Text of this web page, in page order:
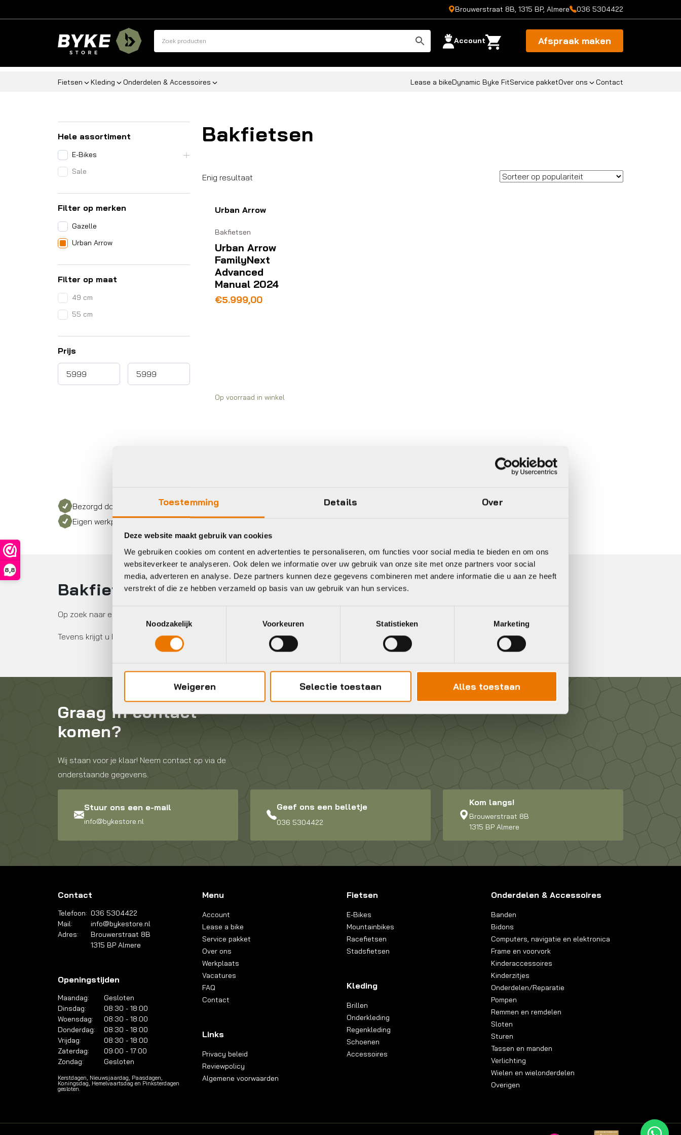
Toestemming Details Over
Deze website maakt gebruik van cookies
We gebruiken cookies om content en advertenties te personaliseren, om functies voor social media te bieden en om ons
websiteverkeer te analyseren. Ook delen we informatie over uw gebruik van onze site met onze partners voor social
media, adverteren en analyse. Deze partners kunnen deze gegevens combineren met andere informatie die u aan ze heeft
verstrekt of die ze hebben verzameld op basis van uw gebruik van hun services.
Noodzakelijk
Voorkeuren Statistieken Marketing
Weigeren Selectie toestaan Alles toestaan
8,8
Brouwerstraat 8B, 1315 BP, Almere 036 5304422
Account Afspraak maken
Fietsen Kleding Onderdelen & Accessoires Lease a bikeDynamic Byke FitService pakketOver ons Contact
Hele assortiment
E-Bikes
Sale
Filter op merken
Gazelle
Urban Arrow
Filter op maat
49 cm
55 cm
Prijs
Bakfietsen
Enig resultaat
Urban Arrow
Bakfietsen
Urban Arrow
FamilyNext
Advanced
Manual 2024
€5.999,00
Op voorraad in winkel
Bezorgd door heel Nederland verzending vanaf €50 In 3 keer betalen,
Eigen werkplaats met gecertificeerd personeel
Bakfiets kopen?
Op zoek naar een bakfiets van goede kwaliteit? Wij bieden een ruim assortiment van verschillende type bakfietsen en elektrische bakfietsen.
Tevens krijgt u bij aankoop van een nieuwe bakfiets een GRATIS Servicepakket.
Graag in contact
komen?
Wij staan voor je klaar! Neem contact op via de
onderstaande gegevens.
Stuur ons een e-mail
info@bykestore.nl
Geef ons een belletje
036 5304422
Kom langs!
Brouwerstraat 8B
1315 BP Almere
Contact
Telefoon: 036 5304422
Mail:
info@bykestore.nl
Adres:
Brouwerstraat 8B
1315 BP Almere
Openingstijden
Maandag:
Gesloten
Dinsdag:
08:30 - 18:00
Woensdag:
08:30 - 18:00
Donderdag:
08:30 - 18:00
Vrijdag:
08:30 - 18:00
Zaterdag:
09:00 - 17:00
Zondag:
Gesloten
Kerstdagen, Nieuwsjaardag, Paasdagen,
Koningsdag, Hemelvaartsdag en Pinksterdagen
gesloten.
Menu
Account
Lease a bike
Service pakket
Over ons
Werkplaats
Vacatures
FAQ
Contact
Links
Privacy beleid
Reviewpolicy
Algemene voorwaarden
Fietsen
E-Bikes
Mountainbikes
Racefietsen
Stadsfietsen
Kleding
Brillen
Onderkleding
Regenkleding
Schoenen
Accessoires
Onderdelen & Accessoires
Banden
Bidons
Computers, navigatie en elektronica
Frame en voorvork
Kinderaccessoires
Kinderzitjes
Onderdelen/Reparatie
Pompen
Remmen en remdelen
Sloten
Sturen
Tassen en manden
Verlichting
Wielen en wielonderdelen
Overigen